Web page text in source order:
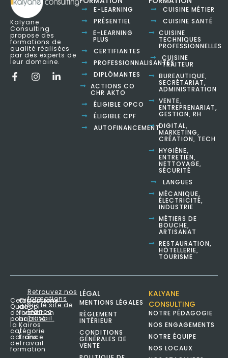
Kalyane
Consulting
propose des
formations de
qualité réalisées
par des experts de
leur domaine.
E-LEARNING
PRÉSENTIEL
E-LEARNING
PLUS
CERTIFIANTES
PROFESSIONNALISANTES
DIPLÔMANTES
ACTIONS CO
CHR AKTO
ÉLIGIBLE OPCO
ÉLIGIBLE CPF
AUTOFINANCEMENT
CUISINE MÉTIER
CUISINE SANTÉ
CUISINE
TECHNIQUES
PROFESSIONNELLES
CUISINE
TRAITEUR
BUREAUTIQUE,
SECRÉTARIAT,
ADMINISTRATION
VENTE,
ENTREPRENARIAT,
GESTION, RH
DIGITAL,
MARKETING,
CRÉATION, TECH
HYGIÈNE,
ENTRETIEN,
NETTOYAGE,
SÉCURITÉ
LANGUES
MÉCANIQUE,
ÉLECTRICITÉ,
INDUSTRIE
MÉTIERS DE
BOUCHE,
ARTISANAT
RESTAURATION,
HÔTELLERIE,
TOURISME
Certification
Qualiopi
délivrée
pour
la
catégorie
actions
de
formation
Organisme
de
formation
habilité
Kairos
/
France
Travail
Retrouvez nos
formations
sur le site de
France
Travail.
LÉGAL
MENTIONS LÉGALES
RÈGLEMENT
INTÉRIEUR
CONDITIONS
GÉNÉRALES DE
VENTE
KALYANE
CONSULTING
NOTRE PÉDAGOGIE
NOS ENGAGEMENTS
NOTRE ÉQUIPE
NOS LOCAUX